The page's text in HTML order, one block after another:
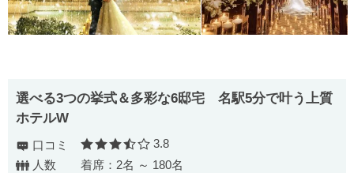
選べる3つの挙式＆多彩な6邸宅 名駅5分で叶う上質
ホテルW
口コミ 口コミ評価
3.8
人数
着席：2名 ～ 180名